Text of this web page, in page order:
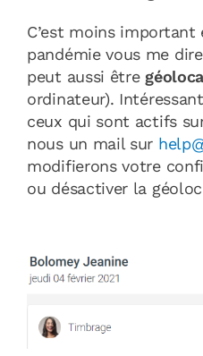
C’est moins important
pandémie vous me
peut aussi être
ordinateur).
ceux qui sont actifs
nous un mail sur
modifierons votre
ou désactiver la